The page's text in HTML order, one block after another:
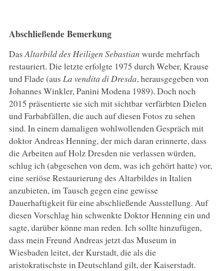
Abschließende Bemerkung
Das Altarbild des Heiligen Sebastian wurde mehrfach
restauriert. Die letzte erfolgte 1975 durch Weber, Krause
und Flade (aus La vendita di Dresda, herausgegeben von
Johannes Winkler, Panini Modena 1989). Doch noch
2015 präsentierte sie sich mit sichtbar verfärbten Dielen
und Farbabfällen, die auch auf diesen Fotos zu sehen
sind. In einem damaligen wohlwollenden Gespräch mit
doktor Andreas Henning, der mich daran erinnerte, dass
die Arbeiten auf Holz Dresden nie verlassen würden,
schlug ich (abgesehen von dem, was ich gehört hatte) vor,
eine seriöse Restaurierung des Altarbildes in Italien
anzubieten, im Tausch gegen eine gewisse
Dauerhaftigkeit für eine abschließende Ausstellung. Auf
diesen Vorschlag hin schwenkte Doktor Henning ein und
sagte, darüber könne man reden. Ich sollte hinzufügen,
dass mein Freund Andreas jetzt das Museum in
Wiesbaden leitet, der Kurstadt, die als die
aristokratischste in Deutschland gilt, der Kaiserstadt.